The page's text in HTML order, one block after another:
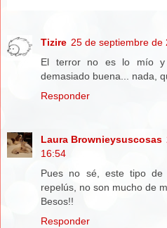
Tizire 25 de septiembre de
El terror no es lo mío y
demasiado buena... nada,
Responder
Laura Brownieysuscosas
16:54
Pues no sé, este tipo
repelús, no son mucho de
Besos!!
Responder